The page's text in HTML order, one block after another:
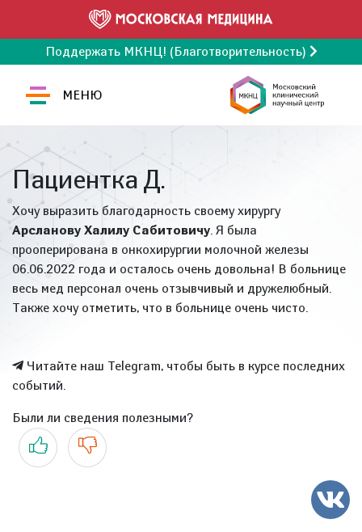
Поддержать МКНЦ! (Благотворительность)
МЕНЮ
Пациентка Д.
Хочу выразить благодарность своему хирургу
Арсланову Халилу Сабитовичу. Я была
прооперирована в онкохирургии молочной железы
06.06.2022 года и осталось очень довольна! В больнице
весь мед персонал очень отзывчивый и дружелюбный.
Также хочу отметить, что в больнице очень чисто.
Читайте наш Telegram, чтобы быть в курсе последних
событий.
Были ли сведения полезными?
Да Нет